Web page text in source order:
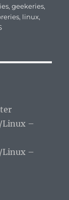
,geekeries,
, linux,
Linux –
Linux –